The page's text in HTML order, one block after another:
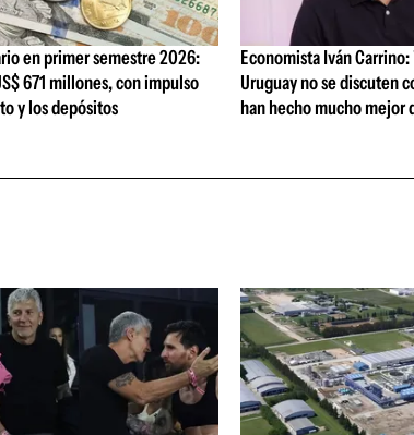
en primer semestre 2026:
671 millones, con impulso
y los depósitos
Economista Iván
Uruguay no se discuten
han hecho mucho mejor